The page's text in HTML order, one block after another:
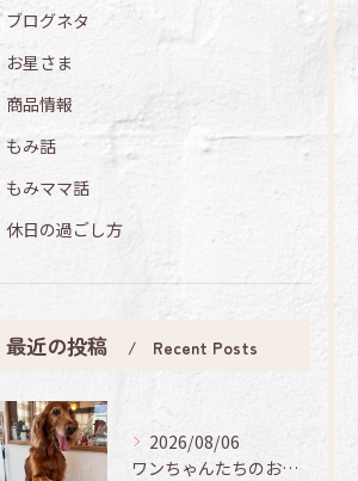
ブログネタ
お星さま
商品情報
もみ話
もみママ話
休日の過ごし方
最近の投稿 Recent Posts
2026/08/06
ワンちゃんたちのお手入れ日記🐶✨